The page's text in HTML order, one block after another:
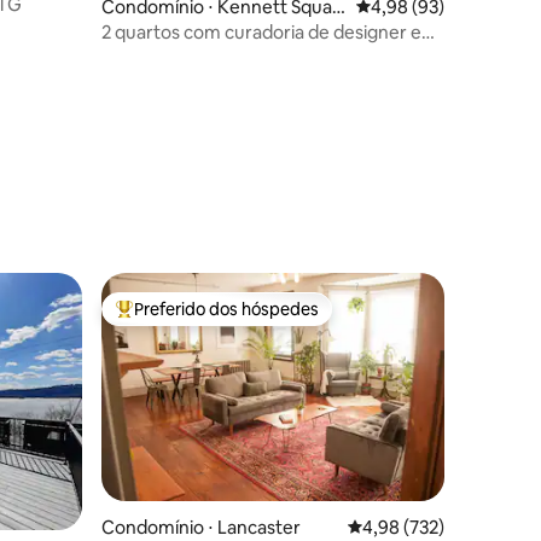
Condomínio ⋅ Kennett Squar
e
4,98 de uma
4,98 (93)
2 quartos com curadoria de designer em
Entre os melhores preferidos dos hóspedes
Preferido dos hóspedes
Condomínio ⋅ Lancaster 4,98 de uma avaliação
4,98 (732)